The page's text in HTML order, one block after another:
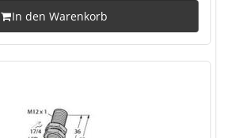
In den Warenkorb